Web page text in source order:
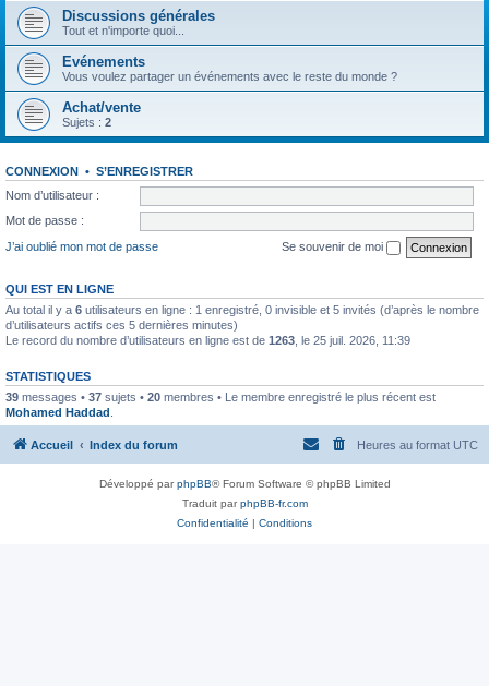
Discussions générales
Tout et n'importe quoi...
Evénements
Vous voulez partager un événements avec le reste du monde ?
Achat/vente
Sujets : 2
CONNEXION • S’ENREGISTRER
Nom d’utilisateur :
Mot de passe :
J’ai oublié mon mot de passe
Se souvenir de moi
QUI EST EN LIGNE
Au total il y a 6 utilisateurs en ligne : 1 enregistré, 0 invisible et 5 invités (d’après le nombre
d’utilisateurs actifs ces 5 dernières minutes)
Le record du nombre d’utilisateurs en ligne est de 1263 , le 25 juil. 2026, 11:39
STATISTIQUES
39 messages • 37 sujets • 20 membres • Le membre enregistré le plus récent est
Mohamed Haddad
Accueil Index du forum Heures au format UTC
Développé parphpBB® Forum Software © phpBB Limited
Traduit parphpBB-fr.com
Confidentialité | Conditions